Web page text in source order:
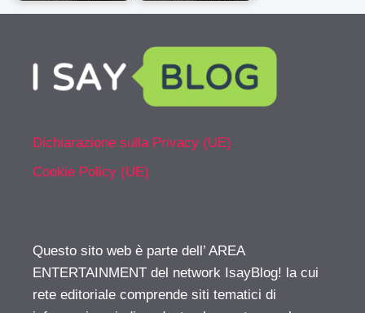
Dichiarazione sulla Privacy (UE)
Cookie Policy (UE)
Questo sito web è parte dell’ AREA
ENTERTAINMENT del network IsayBlog! la cui
rete editoriale comprende siti tematici di